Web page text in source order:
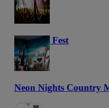
Haunted Fest
58
Neon Nights Country
6